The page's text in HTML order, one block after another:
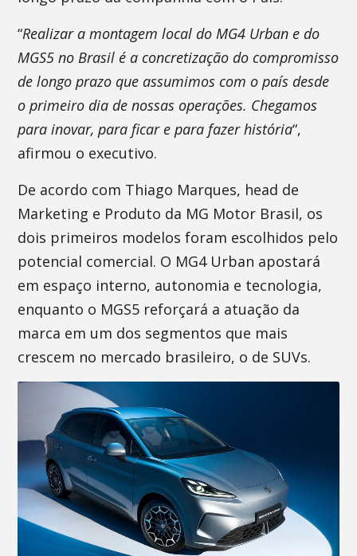
“Realizar a montagem local do MG4 Urban e do
MGS5 no Brasil é a concretização do compromisso
de longo prazo que assumimos com o país desde
o primeiro dia de nossas operações. Chegamos
para inovar, para ficar e para fazer história“,
afirmou o executivo.
De acordo com Thiago Marques, head de
Marketing e Produto da MG Motor Brasil, os
dois primeiros modelos foram escolhidos pelo
potencial comercial. O MG4 Urban apostará
em espaço interno, autonomia e tecnologia,
enquanto o MGS5 reforçará a atuação da
marca em um dos segmentos que mais
crescem no mercado brasileiro, o de SUVs.